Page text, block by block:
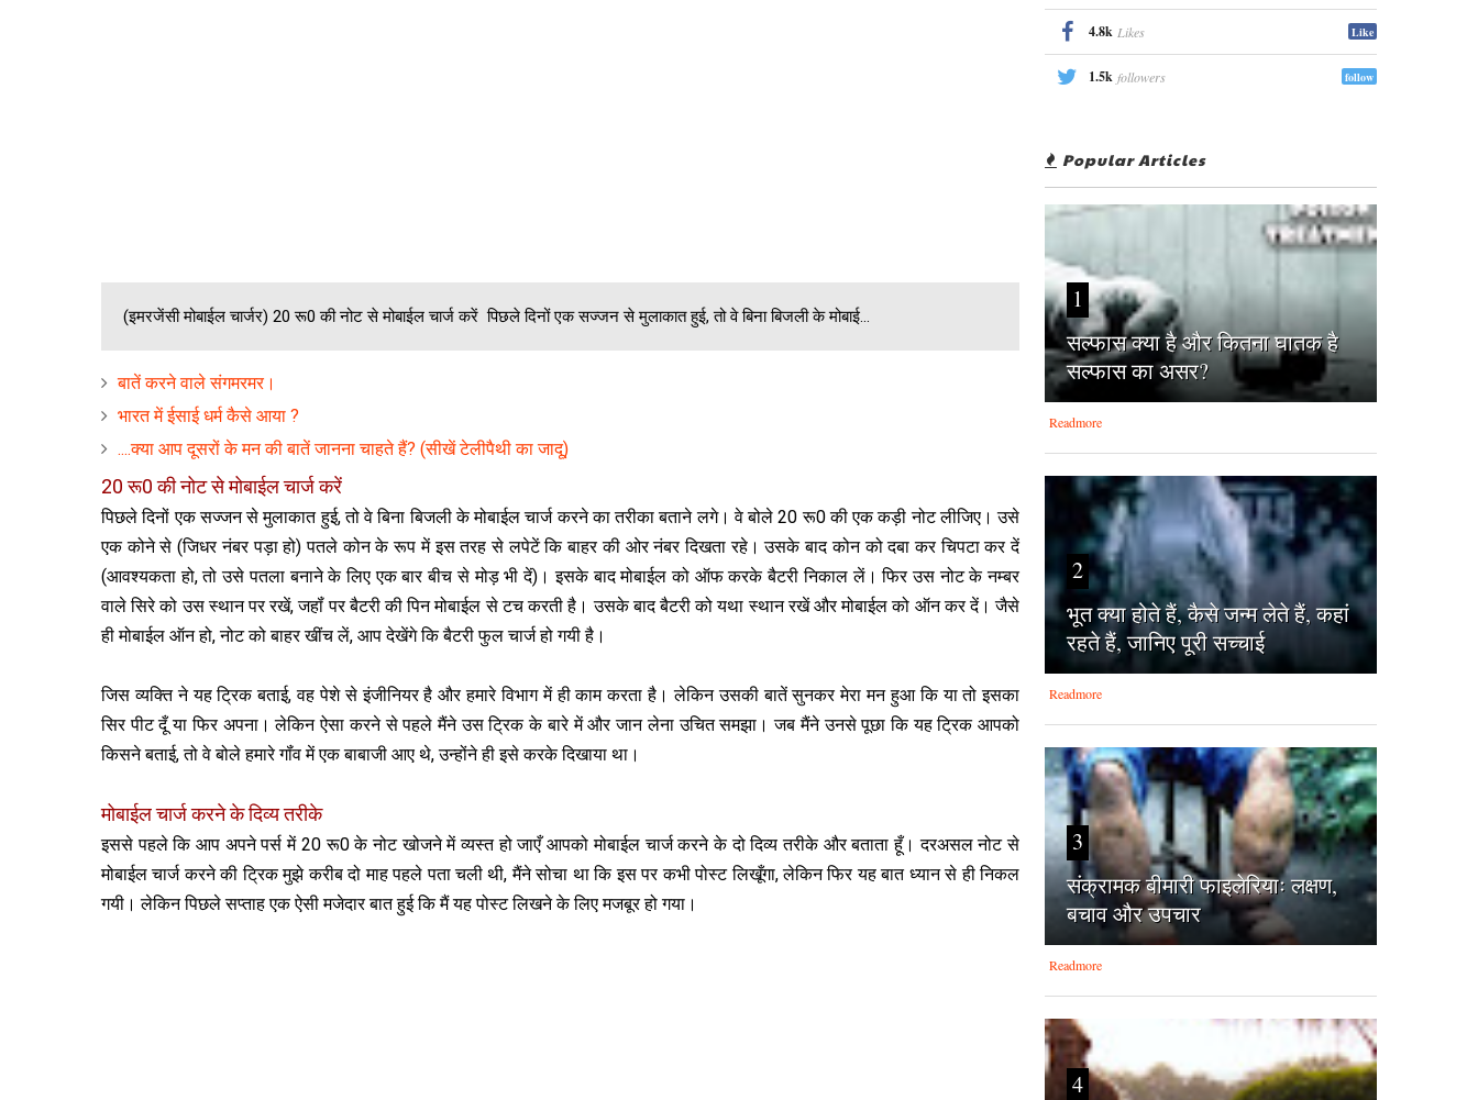
(इमरजेंसी मोबाईल चार्जर) 20 रू0 की नोट से मोबाईल चार्ज करें पिछले दिनों एक सज्‍जन से मुलाकात हुई, तो वे बिना बिजली के मोबाई...
बातें करने वाले संगमरमर।
भारत में ईसाई धर्म कैसे आया ?
....क्या आप दूसरों के मन की बातें जानना चाहते हैं? (सीखें टेलीपैथी का जादू)
20 रू0 की नोट से मोबाईल चार्ज करें
पिछले दिनों एक सज्‍जन से मुलाकात हुई, तो वे बिना बिजली के मोबाईल चार्ज करने का तरीका बताने लगे। वे बोले 20 रू0 की एक कड़ी नोट लीजिए। उसे
एक कोने से (जिधर नंबर पड़ा हो) पतले कोन के रूप में इस तरह से लपेटें कि बाहर की ओर नंबर दिखता रहे। उसके बाद कोन को दबा कर चिपटा कर दें
(आवश्‍यकता हो, तो उसे पतला बनाने के लिए एक बार बीच से मोड़ भी दें)। इसके बाद मोबाईल को ऑफ करके बैटरी निकाल लें। फिर उस नोट के नम्‍बर
वाले सिरे को उस स्‍थान पर रखें, जहॉं पर बैटरी की पिन मोबाईल से टच करती है। उसके बाद बैटरी को यथा स्‍थान रखें और मोबाईल को ऑन कर दें। जैसे
ही मोबाईल ऑन हो, नोट को बाहर खींच लें, आप देखेंगे कि बैटरी फुल चार्ज हो गयी है।
जिस व्‍यक्ति ने यह ट्रिक बताई, वह पेशे से इंजीनियर है और हमारे विभाग में ही काम करता है। लेकिन उसकी बातें सुनकर मेरा मन हुआ कि या तो इसका
सिर पीट दूँ या फिर अपना। लेकिन ऐसा करने से पहले मैंने उस ट्रिक के बारे में और जान लेना उचित समझा। जब मैंने उनसे पूछा कि यह ट्रिक आपको
किसने बताई, तो वे बोले हमारे गॉंव में एक बाबाजी आए थे, उन्‍होंने ही इसे करके दिखाया था।
मोबाईल चार्ज करने के दिव्‍य तरीके
इससे पहले कि आप अपने पर्स में 20 रू0 के नोट खोजने में व्‍यस्‍त हो जाएँ आपको मोबाईल चार्ज करने के दो दिव्‍य तरीके और बताता हूँ। दरअसल नोट से
मोबाईल चार्ज करने की ट्रिक मुझे करीब दो माह पहले पता चली थी, मैंने सोचा था कि इस पर कभी पोस्‍ट लिखूँगा, लेकिन फिर यह बात ध्‍यान से ही निकल
गयी। लेकिन पिछले सप्‍ताह एक ऐसी मजेदार बात हुई कि मैं यह पोस्‍ट लिखने के लिए मजबूर हो गया।
4.8k Likes Like
1.5k followers follow
Popular Articles
1
सल्फास क्या है और कितना घातक है
सल्फास का असर?
Readmore
2
भूत क्या होते हैं, कैसे जन्म लेते हैं, कहां
रहते हैं, जानिए पूरी सच्चाई
Readmore
3
संक्रामक बीमारी फाइलेरियाः लक्षण,
बचाव और उपचार
Readmore
4